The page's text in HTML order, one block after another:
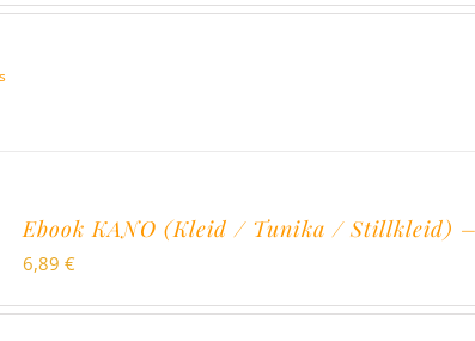
Ebook KANO (Kleid / Tunika / Stillkleid)
6,89 €